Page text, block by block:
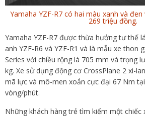
Yamaha YZF-R7 có hai màu xanh và
269 triệu đồng.
Yamaha YZF-R7 được thừa hưởng tư thế
anh YZF-R6 và YZF-R1 và là mẫu xe thon
Series với chiều rộng là 705 mm và trọng
kg. Xe sử dụng động cơ CrossPlane 2 xi-
mã lực và mô-men xoắn cực đại 67 Nm
vòng/phút.
Những khách hàng trẻ tìm kiếm một chiếc